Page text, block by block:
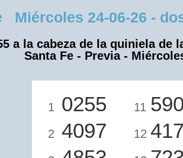
24-06-26 -
a la cabeza de la quiniela de
Santa Fe - Previa -
1 0255
2 4097
11
12